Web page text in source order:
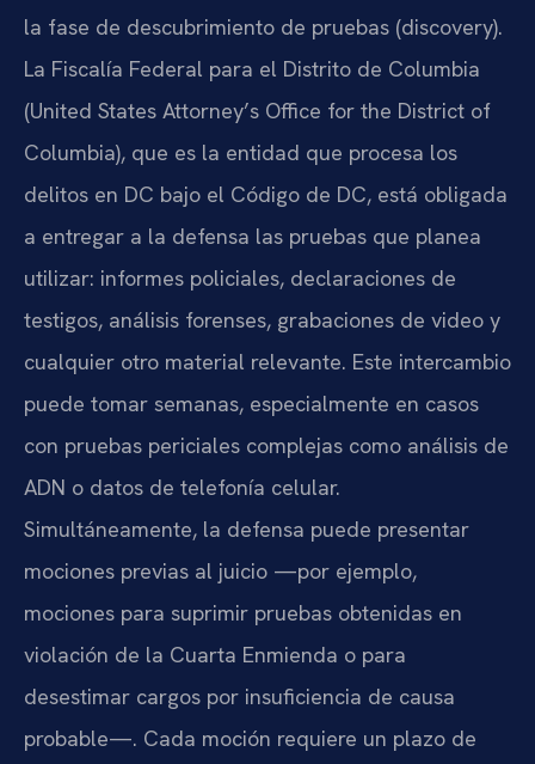
la fase de descubrimiento de pruebas (discovery).
La Fiscalía Federal para el Distrito de Columbia
(United States Attorney’s Office for the District of
Columbia), que es la entidad que procesa los
delitos en DC bajo el Código de DC, está obligada
a entregar a la defensa las pruebas que planea
utilizar: informes policiales, declaraciones de
testigos, análisis forenses, grabaciones de video y
cualquier otro material relevante. Este intercambio
puede tomar semanas, especialmente en casos
con pruebas periciales complejas como análisis de
ADN o datos de telefonía celular.
Simultáneamente, la defensa puede presentar
mociones previas al juicio —por ejemplo,
mociones para suprimir pruebas obtenidas en
violación de la Cuarta Enmienda o para
desestimar cargos por insuficiencia de causa
probable—. Cada moción requiere un plazo de